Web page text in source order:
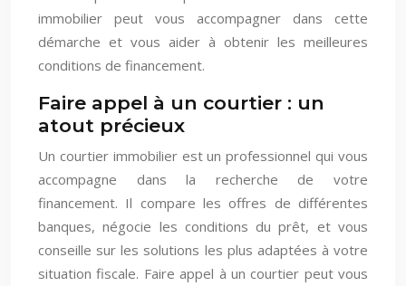
immobilier peut vous accompagner dans cette
démarche et vous aider à obtenir les meilleures
conditions de financement.
Faire appel à un courtier : un
atout précieux
Un courtier immobilier est un professionnel qui vous
accompagne dans la recherche de votre
financement. Il compare les offres de différentes
banques, négocie les conditions du prêt, et vous
conseille sur les solutions les plus adaptées à votre
situation fiscale. Faire appel à un courtier peut vous